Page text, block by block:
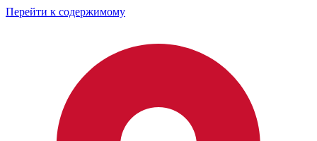
Перейти к содержимому